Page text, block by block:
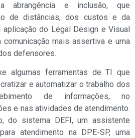
abrangência e inclusão, que
de distâncias, dos custos e da
aplicação do Legal Design e Visual
comunicação mais assertiva e uma
defensores.
algumas ferramentas de TI que
e automatizar o trabalho dos
de informações, no
e nas atividades de atendimento.
do sistema DEFI, um assistente
atendimento na DPE-SP, uma